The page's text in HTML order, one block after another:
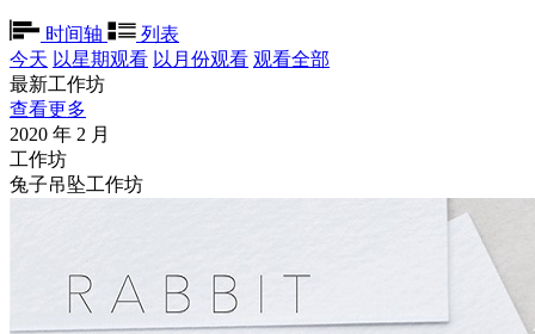
时间轴
列表
今天 以星期观看 以月份观看 观看全部
最新工作坊
查看更多
2020 年 2 月
工作坊
兔子吊坠工作坊